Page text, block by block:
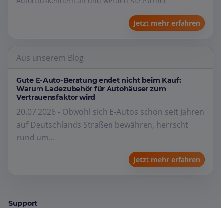
Jetzt mehr erfahren
Aus unserem Blog
Gute E-Auto-Beratung endet nicht beim Kauf:
Warum Ladezubehör für Autohäuser zum
Vertrauensfaktor wird
20.07.2026 - Obwohl sich E-Autos schon seit Jahren
auf Deutschlands Straßen bewähren, herrscht
rund um...
Jetzt mehr erfahren
Support